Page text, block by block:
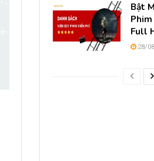
Bật
Full
28/